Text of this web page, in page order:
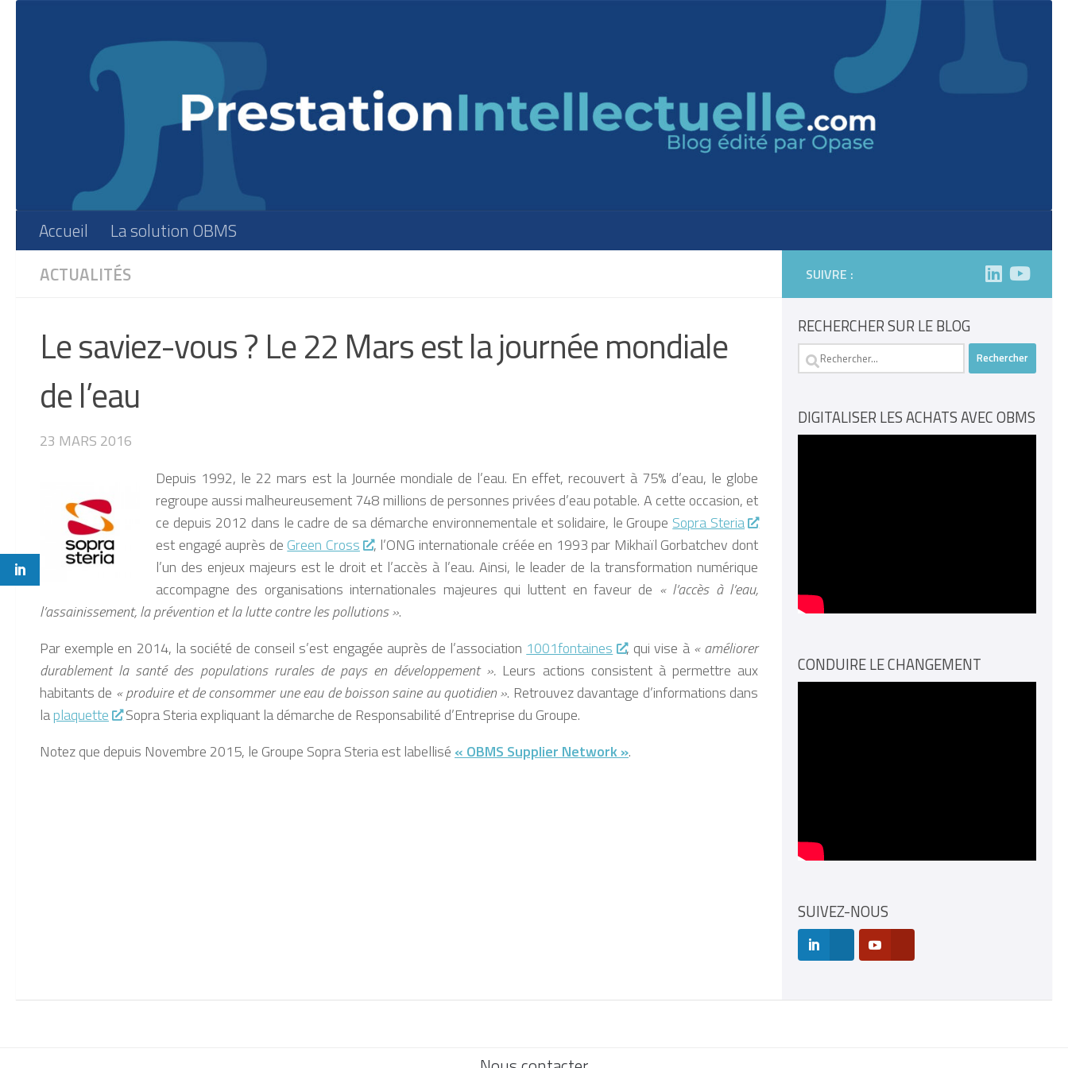
Accueil
La solution OBMS
ACTUALITÉS
Le saviez-vous ? Le 22 Mars est la journée mondiale
de l’eau
23 MARS 2016
Depuis 1992, le 22 mars est la Journée mondiale de l’eau. En effet, recouvert à 75% d’eau, le globe
regroupe aussi malheureusement 748 millions de personnes privées d’eau potable. A cette occasion, et
ce depuis 2012 dans le cadre de sa démarche environnementale et solidaire, le Groupe Sopra Steria
est engagé auprès de Green Cross
, l’ONG internationale créée en 1993 par Mikhaïl Gorbatchev dont
l’un des enjeux majeurs est le droit et l’accès à l’eau. Ainsi, le leader de la transformation numérique
accompagne des organisations internationales majeures qui luttent en faveur de « l’accès à l’eau,
l’assainissement, la prévention et la lutte contre les pollutions ».
Par exemple en 2014, la société de conseil s’est engagée auprès de l’association 1001fontaines , qui vise à « améliorer
durablement la santé des populations rurales de pays en développement ». Leurs actions consistent à permettre aux
habitants de « produire et de consommer une eau de boisson saine au quotidien ». Retrouvez davantage d’informations dans
laplaquette
Sopra Steria expliquant la démarche de Responsabilité d’Entreprise du Groupe.
Notez que depuis Novembre 2015, le Groupe Sopra Steria est labellisé « OBMS Supplier Network ».
SUIVRE :
RECHERCHER SUR LE BLOG
Rechercher :
DIGITALISER LES ACHATS AVEC OBMS
CONDUIRE LE CHANGEMENT
SUIVEZ-NOUS